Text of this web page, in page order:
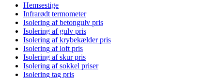
Hemsestige
Infrarødt termometer
Isolering af betongulv pris
Isolering af gulv pris
Isolering af krybekælder pris
Isolering af loft pris
Isolering af skur pris
Isolering af sokkel priser
Isolering tag pris